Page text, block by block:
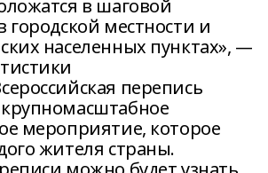
в шаговой
городской местности и
населенных пунктах», —
перепись
мероприятие, которое
жителя страны.